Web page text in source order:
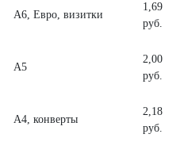
А6, Евро, визитки
1,69
руб.
А5
2,00
руб.
А4, конверты
2,18
руб.